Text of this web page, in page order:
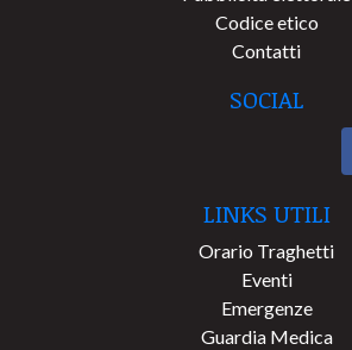
Codice etico
Contatti
SOCIAL
LINKS UTILI
Orario Traghetti
Eventi
Emergenze
Guardia Medica